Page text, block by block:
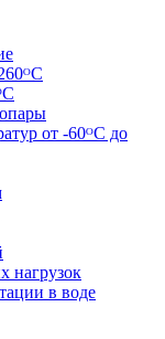
от -60ᴼC до
нагрузок
в воде